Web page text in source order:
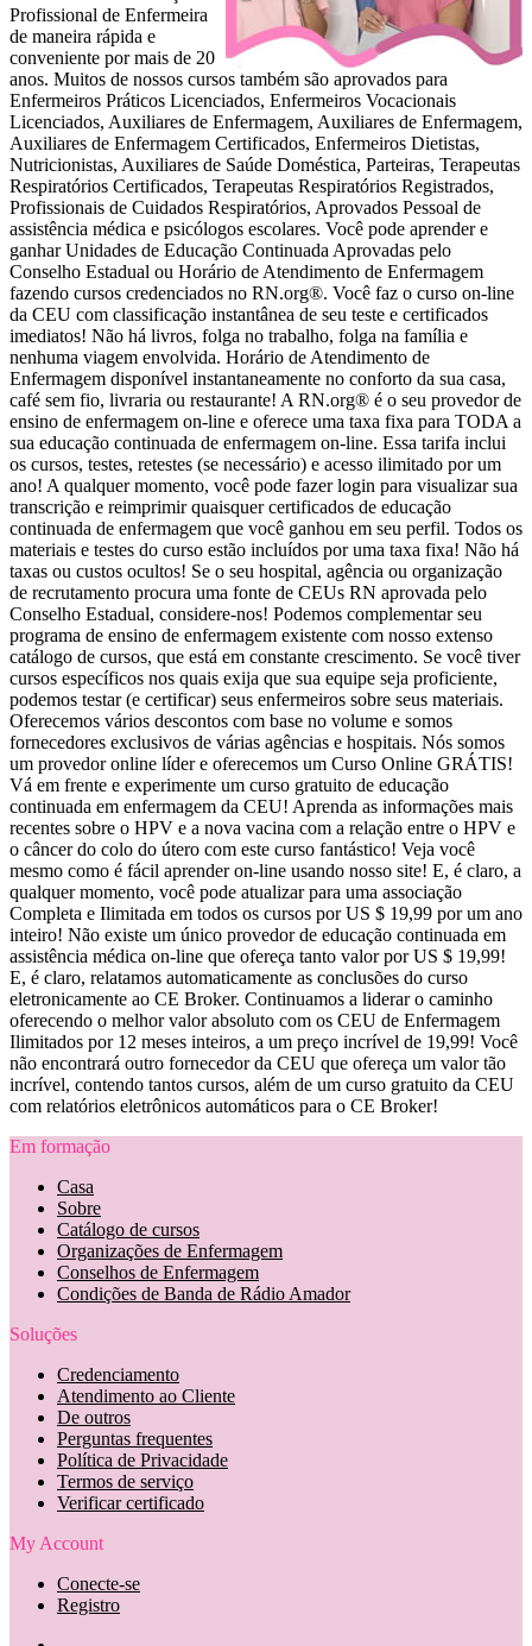
Profissional de Enfermeira
de maneira rápida e
conveniente por mais de 20
anos. Muitos de nossos cursos também são aprovados para
Enfermeiros Práticos Licenciados, Enfermeiros Vocacionais
Licenciados, Auxiliares de Enfermagem, Auxiliares de Enfermagem,
Auxiliares de Enfermagem Certificados, Enfermeiros Dietistas,
Nutricionistas, Auxiliares de Saúde Doméstica, Parteiras, Terapeutas
Respiratórios Certificados, Terapeutas Respiratórios Registrados,
Profissionais de Cuidados Respiratórios, Aprovados Pessoal de
assistência médica e psicólogos escolares. Você pode aprender e
ganhar Unidades de Educação Continuada Aprovadas pelo
Conselho Estadual ou Horário de Atendimento de Enfermagem
fazendo cursos credenciados no RN.org®. Você faz o curso on-line
da CEU com classificação instantânea de seu teste e certificados
imediatos! Não há livros, folga no trabalho, folga na família e
nenhuma viagem envolvida. Horário de Atendimento de
Enfermagem disponível instantaneamente no conforto da sua casa,
café sem fio, livraria ou restaurante! A RN.org® é o seu provedor de
ensino de enfermagem on-line e oferece uma taxa fixa para TODA a
sua educação continuada de enfermagem on-line. Essa tarifa inclui
os cursos, testes, retestes (se necessário) e acesso ilimitado por um
ano! A qualquer momento, você pode fazer login para visualizar sua
transcrição e reimprimir quaisquer certificados de educação
continuada de enfermagem que você ganhou em seu perfil. Todos os
materiais e testes do curso estão incluídos por uma taxa fixa! Não há
taxas ou custos ocultos! Se o seu hospital, agência ou organização
de recrutamento procura uma fonte de CEUs RN aprovada pelo
Conselho Estadual, considere-nos! Podemos complementar seu
programa de ensino de enfermagem existente com nosso extenso
catálogo de cursos, que está em constante crescimento. Se você tiver
cursos específicos nos quais exija que sua equipe seja proficiente,
podemos testar (e certificar) seus enfermeiros sobre seus materiais.
Oferecemos vários descontos com base no volume e somos
fornecedores exclusivos de várias agências e hospitais. Nós somos
um provedor online líder e oferecemos um Curso Online GRÁTIS!
Vá em frente e experimente um curso gratuito de educação
continuada em enfermagem da CEU! Aprenda as informações mais
recentes sobre o HPV e a nova vacina com a relação entre o HPV e
o câncer do colo do útero com este curso fantástico! Veja você
mesmo como é fácil aprender on-line usando nosso site! E, é claro, a
qualquer momento, você pode atualizar para uma associação
Completa e Ilimitada em todos os cursos por US $ 19,99 por um ano
inteiro! Não existe um único provedor de educação continuada em
assistência médica on-line que ofereça tanto valor por US $ 19,99!
E, é claro, relatamos automaticamente as conclusões do curso
eletronicamente ao CE Broker. Continuamos a liderar o caminho
oferecendo o melhor valor absoluto com os CEU de Enfermagem
Ilimitados por 12 meses inteiros, a um preço incrível de 19,99! Você
não encontrará outro fornecedor da CEU que ofereça um valor tão
incrível, contendo tantos cursos, além de um curso gratuito da CEU
com relatórios eletrônicos automáticos para o CE Broker!
Em formação
Casa
Sobre
Catálogo de cursos
Organizações de Enfermagem
Conselhos de Enfermagem
Condições de Banda de Rádio Amador
Soluções
Credenciamento
Atendimento ao Cliente
De outros
Perguntas frequentes
Política de Privacidade
Termos de serviço
Verificar certificado
My Account
Conecte-se
Registro